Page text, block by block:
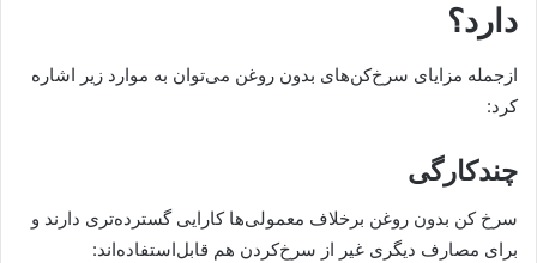
دارد؟
ازجمله مزایای سرخ‌کن‌های بدون روغن می‌توان به موارد زیر اشاره
کرد:
چندکارگی
سرخ کن بدون روغن برخلاف معمولی‌ها کارایی گسترده‌تری دارند و
برای مصارف دیگری غیر از سرخ‌کردن هم قابل‌استفاده‌اند: